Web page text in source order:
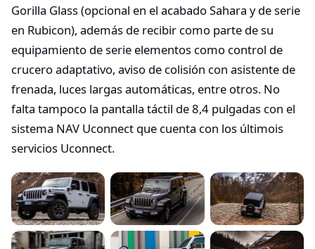
Gorilla Glass (opcional en el acabado Sahara y de serie
en Rubicon), además de recibir como parte de su
equipamiento de serie elementos como control de
crucero adaptativo, aviso de colisión con asistente de
frenada, luces largas automáticas, entre otros. No
falta tampoco la pantalla táctil de 8,4 pulgadas con el
sistema NAV Uconnect que cuenta con los últimois
servicios Uconnect.